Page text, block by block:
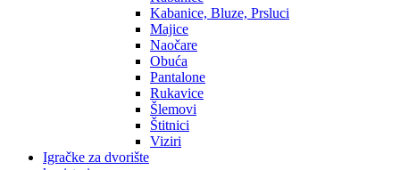
Kabanice, Bluze, Prsluci
Majice
Naočare
Obuća
Pantalone
Rukavice
Šlemovi
Štitnici
Viziri
Igračke za dvorište